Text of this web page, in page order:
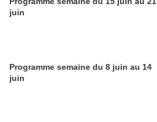
juin
Programme semaine du 8 juin au 14
juin